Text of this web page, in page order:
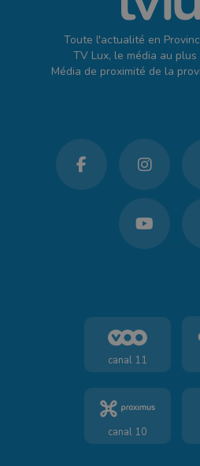
Toute l'actualité en
TV Lux, le média au
Média de proximité de la
canal 11
canal 10